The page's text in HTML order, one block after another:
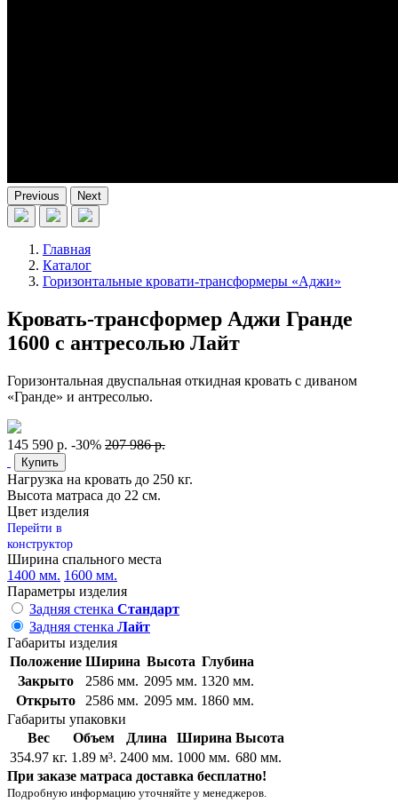
Previous Next
Главная
Каталог
Горизонтальные кровати-трансформеры «Аджи»
Кровать-трансформер Аджи Гранде
1600 с антресолью Лайт
Горизонтальная двуспальная откидная кровать с диваном
«Гранде» и антресолью.
145 590 р. -30% 207 986 р.
Купить
Нагрузка на кровать до 250 кг.
Высота матраса до 22 см.
Цвет изделия
Перейти в
конструктор
Ширина спального места
1400 мм. 1600 мм.
Параметры изделия
Задняя стенка Стандарт
Задняя стенка Лайт
Габариты изделия
Положение Ширина Высота Глубина
Закрыто
2586 мм. 2095 мм. 1320 мм.
Открыто
2586 мм. 2095 мм. 1860 мм.
Габариты упаковки
Вес
Объем Длина Ширина Высота
354.97 кг. 1.89 м³. 2400 мм. 1000 мм. 680 мм.
При заказе матраса доставка бесплатно!
Подробную информацию уточняйте у менеджеров.